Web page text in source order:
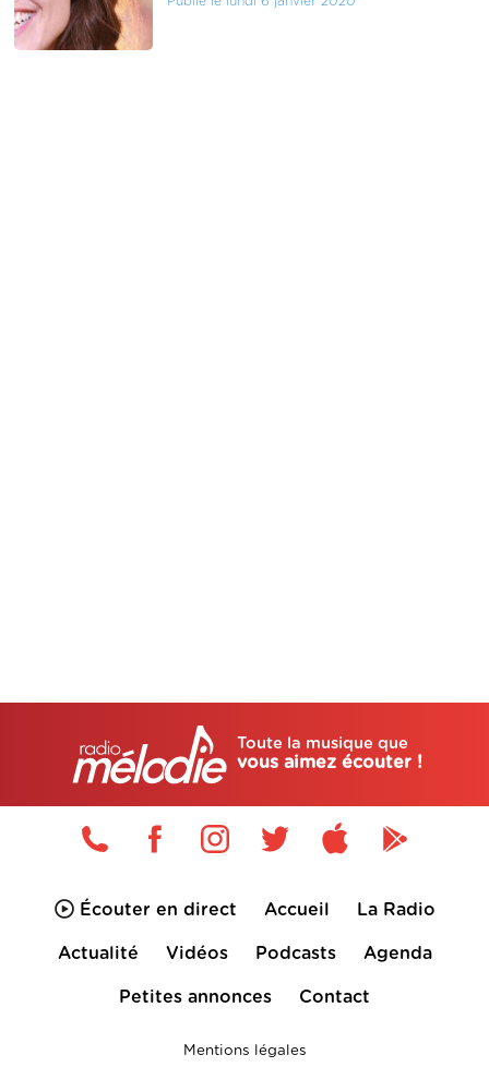
Toute la musique que
vous aimez écouter !
Écouter en direct Accueil La Radio
Actualité Vidéos Podcasts Agenda
Petites annonces Contact
Mentions légales